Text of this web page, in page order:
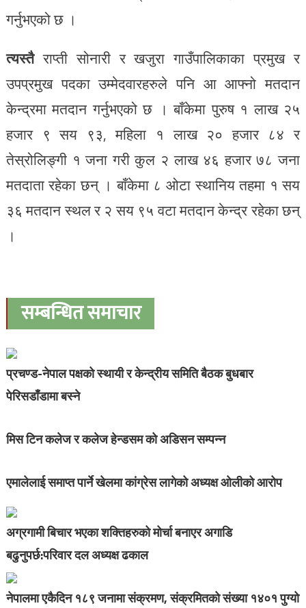
गर्नुभएको छ ।
त्यस्तैराप्ती सोनारी र खजुरा गाउँपालिकाका प्रमुख र
उपप्रमुख पदका उम्मेदवारहरुले पनि आ आफ्नो मतदान
केन्द्रमा मतदान गर्नुभएको छ । बाँकेमा पुरुष १ लाख २५
हजार ९ सय ९३, महिला १ लाख २० हजार ८४ र
तेस्रोलिङ्गी १ जना गरी कुल २ लाख ४६ हजार ७८ जना
मतदाता रहेका छन् । बाँकेमा ८ ओटा स्थानिय तहमा १ सय
३६ मतदान स्थल र २ सय ९५ वटा मतदान केन्द्र रहेका छन्
।
सम्बन्धित समाचार
प्रचण्ड-नेपाल पक्षको स्थायी र केन्द्रीय समिति बैठक बुधबार
पेरिसडाँडामा बस्ने
मिस टिन कलेज र कलेज हेन्डसम को अडिसन सम्पन्न
एमालेलाई समाप्त पार्ने खेलमा कांग्रेस लागेको अध्यक्ष ओलीको आरोप
अग्रगामी बिचार भएका शक्तिहरुको मोर्चा बनाएर अगाडि
बढुनुपर्छ:परिवार दल अध्यक्ष ढकाल
नेपालमा एकैदिन १८९ जनामा संक्रमण, संक्रमितको संख्या १४०१ पुग्यो